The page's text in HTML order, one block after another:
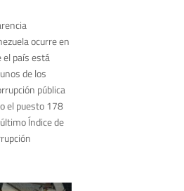
ocurre en
el país está
de los
pública
el puesto 178
Índice de